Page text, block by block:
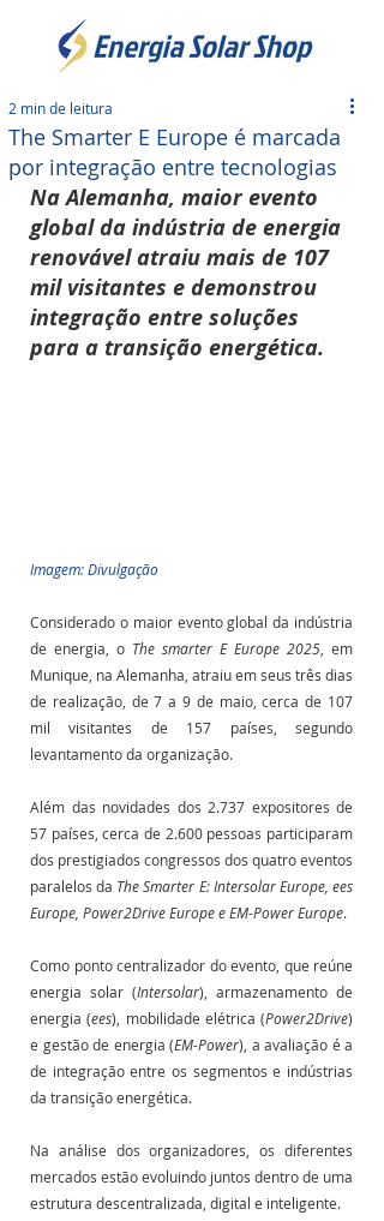
The Smarter E Europe é marcada
por integração entre tecnologias
2 min de leitura
Na Alemanha, maior evento
global da indústria de energia
renovável atraiu mais de 107
mil visitantes e demonstrou
integração entre soluções
para a transição energética.
Imagem: Divulgação
Considerado o maior evento global da indústria
de energia, o The smarter E Europe 2025, em
Munique, na Alemanha, atraiu em seus três dias
de realização, de 7 a 9 de maio, cerca de 107
mil visitantes de 157 países, segundo
levantamento da organização.
Além das novidades dos 2.737 expositores de
57 países, cerca de 2.600 pessoas participaram
dos prestigiados congressos dos quatro eventos
paralelos da The Smarter E: Intersolar Europe, ees
Europe, Power2Drive Europe e EM-Power Europe.
Como ponto centralizador do evento, que reúne
energia solar (Intersolar), armazenamento de
energia (ees), mobilidade elétrica (Power2Drive)
e gestão de energia (EM-Power), a avaliação é a
de integração entre os segmentos e indústrias
da transição energética.
Na análise dos organizadores, os diferentes
mercados estão evoluindo juntos dentro de uma
estrutura descentralizada, digital e inteligente.